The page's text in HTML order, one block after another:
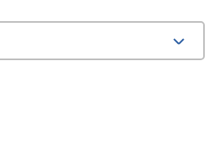
оперативно отводит влагу от тела
комфорт. Купить зимнюю спортивную
носки, активного отдыха,